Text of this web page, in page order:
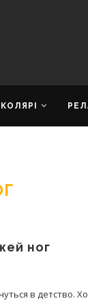
ног
в детство.